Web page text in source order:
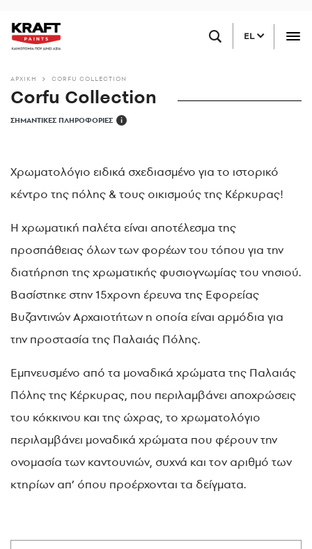
προς
περιεχόμενο
EL
ΑΡΧΙΚΗ CORFU COLLECTION
Corfu Collection
ΣΗΜΑΝΤΙΚΕΣ ΠΛΗΡΟΦΟΡΙΕΣ i
Χρωματολόγιο ειδικά σχεδιασμένο για το ιστορικό
κέντρο της πόλης & τους οικισμούς της Κέρκυρας!
Η χρωματική παλέτα είναι αποτέλεσμα της
προσπάθειας όλων των φορέων του τόπου για την
διατήρηση της χρωματικής φυσιoγvωμίας του νησιού.
Βασίστηκε στην 15χρoνη έρευνα της Εφορείας
Βυζαντινών Αρχαιοτήτων η οποία είναι αρμόδια για
την προστασία της Παλαιάς Πόλης.
Εμπνευσμένο από τα μοναδικά χρώματα της Παλαιάς
Πόλης της Κέρκυρας, που περιλαμβάνει αποχρώσεις
του κόκκινου και της ώχρας, το χρωματολόγιο
περιλαμβάνει μοναδικά χρώματα που φέρουν την
ονομασία των καντουνιών, συχνά και τον αριθμό των
κτηρίων απ’ όπου προέρχονται τα δείγματα.